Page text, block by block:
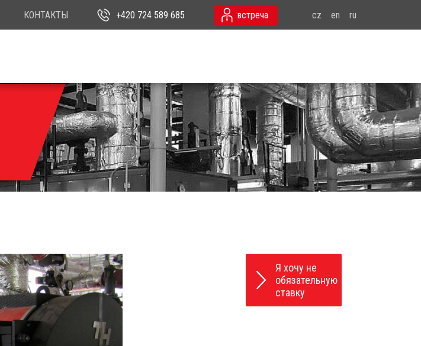
cz en ru
встреча
+420 724 589 685
КОНТАКТЫ
Я хочу не
обязательную
ставку